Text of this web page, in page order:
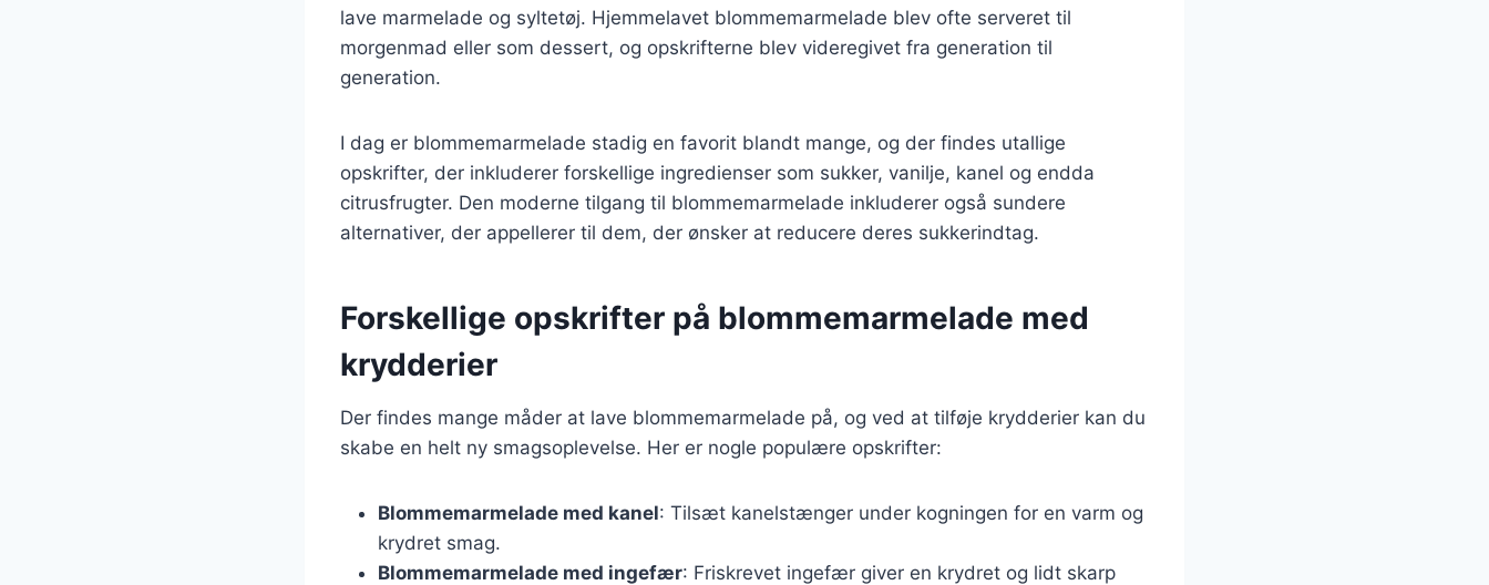
lave marmelade og syltetøj. Hjemmelavet blommemarmelade blev ofte serveret til
morgenmad eller som dessert, og opskrifterne blev videregivet fra generation til
generation.
I dag er blommemarmelade stadig en favorit blandt mange, og der findes utallige
opskrifter, der inkluderer forskellige ingredienser som sukker, vanilje, kanel og endda
citrusfrugter. Den moderne tilgang til blommemarmelade inkluderer også sundere
alternativer, der appellerer til dem, der ønsker at reducere deres sukkerindtag.
Forskellige opskrifter på blommemarmelade med
krydderier
Der findes mange måder at lave blommemarmelade på, og ved at tilføje krydderier kan du
skabe en helt ny smagsoplevelse. Her er nogle populære opskrifter:
Blommemarmelade med kanel: Tilsæt kanelstænger under kogningen for en varm og
krydret smag.
Blommemarmelade med ingefær: Friskrevet ingefær giver en krydret og lidt skarp